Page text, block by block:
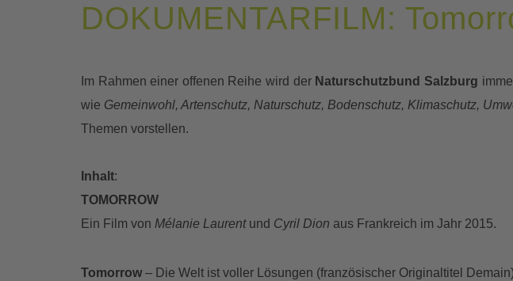
DOKUMENTARFILM:
Im Rahmen einer offenen Reihe wird der Naturschutzbund Salzburg
wie Gemeinwohl, Artenschutz, Naturschutz, Bodenschutz, Klimaschutz,
Themen vorstellen.
Inhalt:
TOMORROW
Ein Film von Mélanie Laurent und Cyril Dion aus Frankreich im Jahr 2015.
Tomorrow– Die Welt ist voller Lösungen (französischer Originaltitel